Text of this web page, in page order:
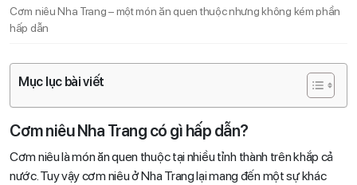
Cơm niêu Nha Trang – một món ăn quen thuộc nhưng không kém phần
hấp dẫn
Mục lục bài viết
Cơm niêu Nha Trang có gì hấp dẫn?
Cơm niêu là món ăn quen thuộc tại nhiều tỉnh thành trên khắp cả
nước. Tuy vậy cơm niêu ở Nha Trang lại mang đến một sự khác